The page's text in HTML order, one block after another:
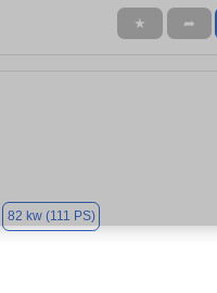
★ ➦
82 kw (111 PS)